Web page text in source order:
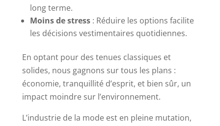
long terme.
Moins de stress: Réduire les options facilite
les décisions vestimentaires quotidiennes.
En optant pour des tenues classiques et
solides, nous gagnons sur tous les plans :
économie, tranquillité d’esprit, et bien sûr, un
impact moindre sur l’environnement.
L’industrie de la mode est en pleine mutation,